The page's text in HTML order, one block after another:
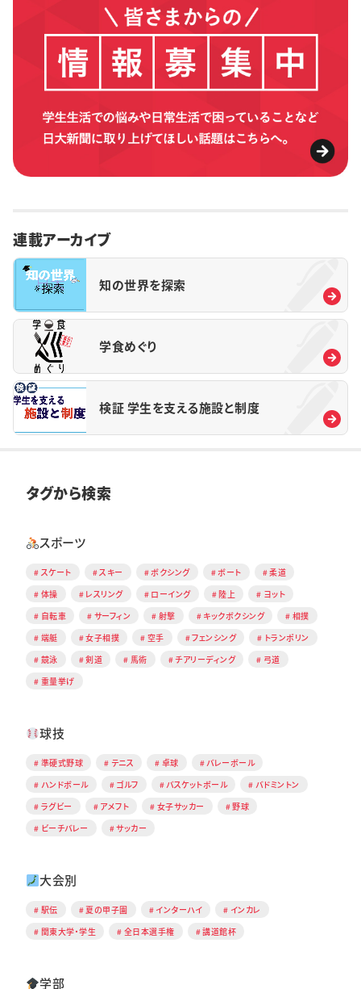
連載アーカイブ
知の世界を探索
学食めぐり
検証 学生を支える施設と制度
タグから検索
スポーツ
スケート スキー ボクシング ボート
柔道
体操
レスリング ローイング 陸上
ヨット
自転車
サーフィン 射撃 キックボクシング
相撲
端艇
女子相撲 空手 フェンシング
トランポリン
競泳
剣道 馬術 チアリーディング
弓道
重量挙げ
球技
準硬式野球 テニス 卓球
バレーボール
ハンドボール
ゴルフ バスケットボール
バドミントン
ラグビー
アメフト 女子サッカー
野球
ビーチバレー
サッカー
大会別
駅伝 夏の甲子園 インターハイ
インカレ
関東大学・学生
全日本選手権 講道館杯
学部